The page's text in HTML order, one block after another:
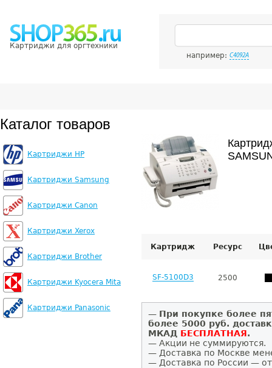
Картриджи для оргтехники
например: C4092A
Каталог товаров
Картриджи HP
Картриджи Samsung
Картриджи Canon
Картриджи Xerox
Картриджи Brother
Картриджи Kyocera Mita
Картриджи Panasonic
Картридж Ресурс
SF-5100D3 2500
— При покупке более
более 5000 руб.
МКАД БЕСПЛАТНАЯ.
— Акции не суммируются.
— Доставка по Москве
— Доставка по России —